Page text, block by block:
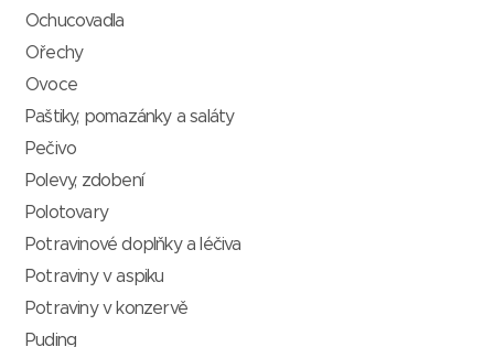
Ochucovadla
Ořechy
Ovoce
Paštiky, pomazánky a saláty
Pečivo
Polevy, zdobení
Polotovary
Potravinové doplňky a léčiva
Potraviny v aspiku
Potraviny v konzervě
Puding